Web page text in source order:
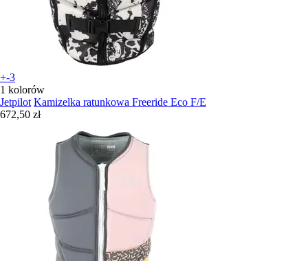
+-3
1 kolorów
Jetpilot Kamizelka ratunkowa Freeride Eco F/E
672,50 zł